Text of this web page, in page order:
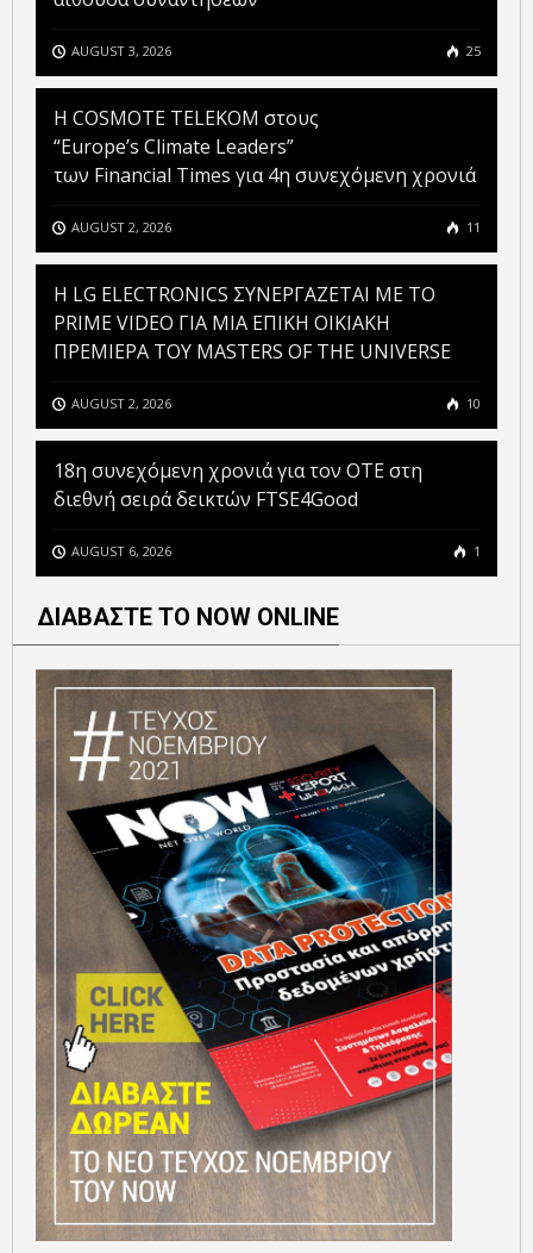
AUGUST 3, 2026 25
Η COSMOTE TELEKOM στους
“Europe’s Climate Leaders”
των Financial Times για 4η συνεχόμενη χρονιά
AUGUST 2, 2026 11
H LG ELECTRONICS ΣΥΝΕΡΓΑΖΕΤΑΙ ΜΕ ΤΟ
PRIME VIDEO ΓΙΑ ΜΙΑ ΕΠΙΚΗ ΟΙΚΙΑΚΗ
ΠΡΕΜΙΕΡΑ ΤΟΥ MASTERS OF THE UNIVERSE
AUGUST 2, 2026 10
18η συνεχόμενη χρονιά για τον ΟΤΕ στη
διεθνή σειρά δεικτών FTSE4Good
AUGUST 6, 2026 1
ΔΙΑΒΑΣΤΕ ΤΟ NOW ONLINE